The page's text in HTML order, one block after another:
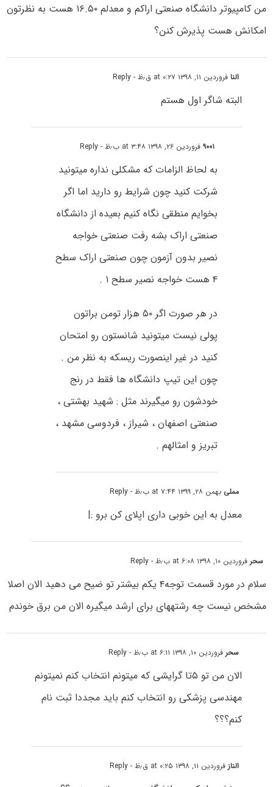
من کامپیوتر دانشگاه صنعتی اراکم و معدلم ۱۶.۵۰ هست به نظرتون
امکانش هست پذیرش کنن؟
النافروردین ۱۱, ۱۳۹۸ at ۰:۲۷ ق٫ظ - Reply
البته شاگر اول هستم
۹۰۰۱فروردین ۲۶, ۱۳۹۸ at ۳:۴۸ ب٫ظ - Reply
به لحاظ الزامات که مشکلی نداره میتونید
شرکت کنید چون شرایط رو دارید اما اگر
بخوایم منطقی نگاه کنیم بعیده از دانشگاه
صنعتی اراک بشه رفت صنعتی خواجه
نصیر بدون آزمون چون صنعتی اراک سطح
۴ هست خواجه نصیر سطح ۱ .
در هر صورت اگر ۵۰ هزار تومن براتون
پولی نیست میتونید شانستون رو امتحان
کنید در غیر اینصورت ریسکه به نظر من .
چون این تیپ دانشگاه ها فقط در رنج
خودشون رو میگیرند مثل : شهید بهشتی ،
صنعتی اصفهان ، شیراز ، فردوسی مشهد ،
تبریز و امثالهم .
مملی بهمن ۲۸, ۱۳۹۹ at ۷:۴۴ ب٫ظ - Reply
معدل به این خوبی داری اپلای کن برو :|
سحرفروردین ۱۰, ۱۳۹۸ at ۶:۰۸ ب٫ظ - Reply
سلام در مورد قسمت توجه۴ یکم بیشتر تو ضیح می دهید الان اصلا
مشخص نیست چه رشتههای برای ارشد میگیره الان من برق خوندم
سحرفروردین ۱۰, ۱۳۹۸ at ۶:۱۱ ب٫ظ - Reply
الان من تو ۵تا گرایشی که میتونم انتخاب کنم نمیتونم
مهندسی پزشکی رو انتخاب کنم باید مجددا ثبت نام
کنم؟؟؟
النازفروردین ۱۱, ۱۳۹۸ at ۰:۲۵ ق٫ظ - Reply